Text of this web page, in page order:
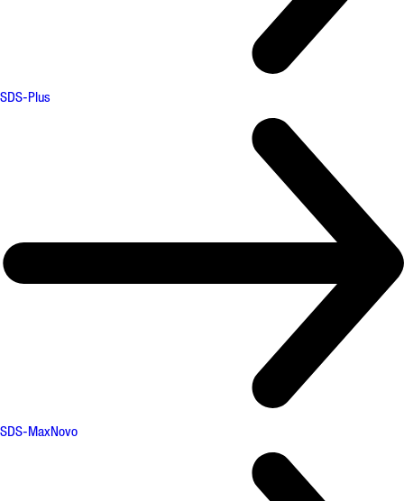
SDS-Plus
SDS-MaxNovo